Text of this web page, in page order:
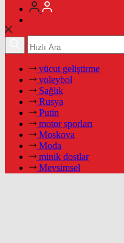
vücut geliştirme
voleybol
Sağlık
Rusya
Putin
motor sporları
Moskova
Moda
minik dostlar
Mevsimsel